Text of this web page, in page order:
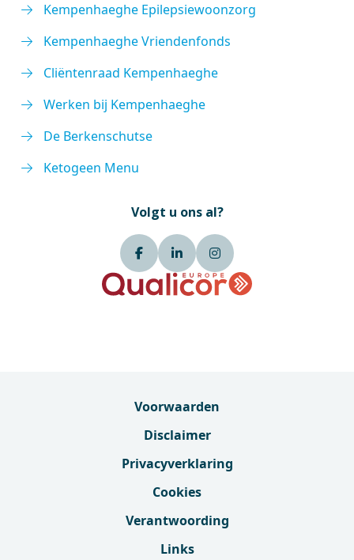
Kempenhaeghe Epilepsiewoonzorg
Kempenhaeghe Vriendenfonds
Cliëntenraad Kempenhaeghe
Werken bij Kempenhaeghe
De Berkenschutse
Ketogeen Menu
Volgt u ons al?
Voorwaarden
Disclaimer
Privacyverklaring
Cookies
Verantwoording
Links